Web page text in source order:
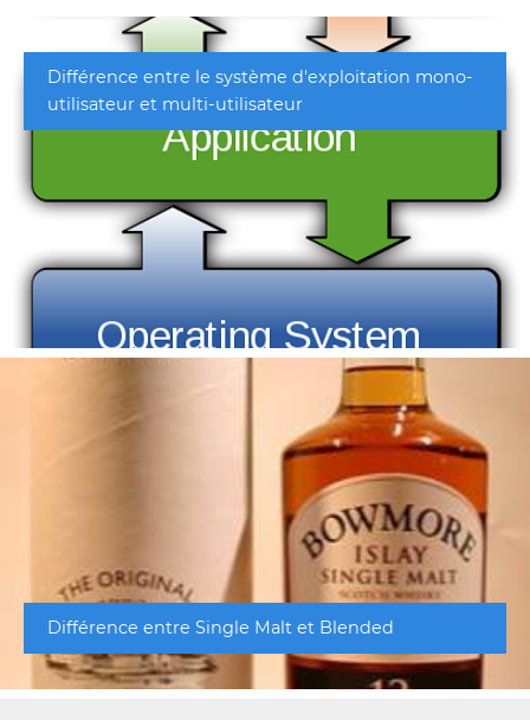
Différence entre le système d'exploitation mono-
utilisateur et multi-utilisateur
Différence entre Single Malt et Blended